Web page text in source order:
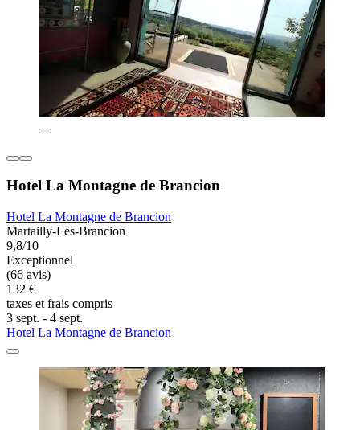
Hotel La Montagne de Brancion
Hotel La Montagne de Brancion
Martailly-Les-Brancion
9,8/10
Exceptionnel
(66 avis)
132 €
taxes et frais compris
3 sept. - 4 sept.
Hotel La Montagne de Brancion